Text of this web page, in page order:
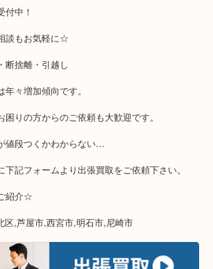
ったりお過ごしいただけます。
ちらもその場で現金買取です。
受付中！
談もお気軽に☆
断捨離・引越し
年々増加傾向です。
が値段つくかわからない…